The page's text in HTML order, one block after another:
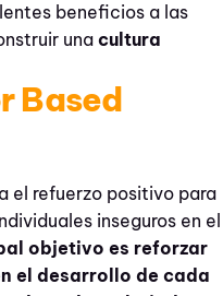
beneficios a las
una cultura
Based
el refuerzo positivo para
inseguros en el
objetivo es reforzar
el desarrollo de cada